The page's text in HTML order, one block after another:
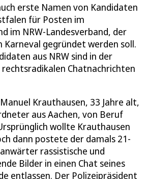
erste Namen von Kandidaten
für Posten im
im NRW-Landesverband, der
Karneval gegründet werden soll.
aus NRW sind in der
Chatnachrichten
Krauthausen, 33 Jahre alt,
aus Aachen, von Beruf
wollte Krauthausen
dann postete der damals 21-
rassistische und
Bilder in einen Chat seines
entlassen. Der Polizeipräsident